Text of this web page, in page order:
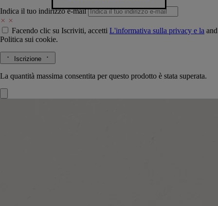
Indica il tuo indirizzo e-mail
Facendo clic su Iscriviti, accetti L'informativa sulla privacy e la and
Politica sui cookie.
Iscrizione
La quantità massima consentita per questo prodotto è stata superata.